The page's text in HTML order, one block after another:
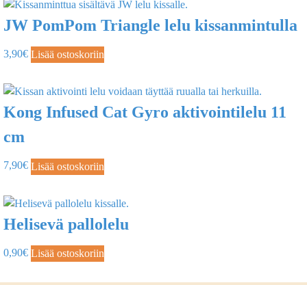
JW PomPom Triangle lelu kissanmintulla
3,90€ Lisää ostoskoriin
Kong Infused Cat Gyro aktivointilelu 11
cm
7,90€ Lisää ostoskoriin
Helisevä pallolelu
0,90€ Lisää ostoskoriin